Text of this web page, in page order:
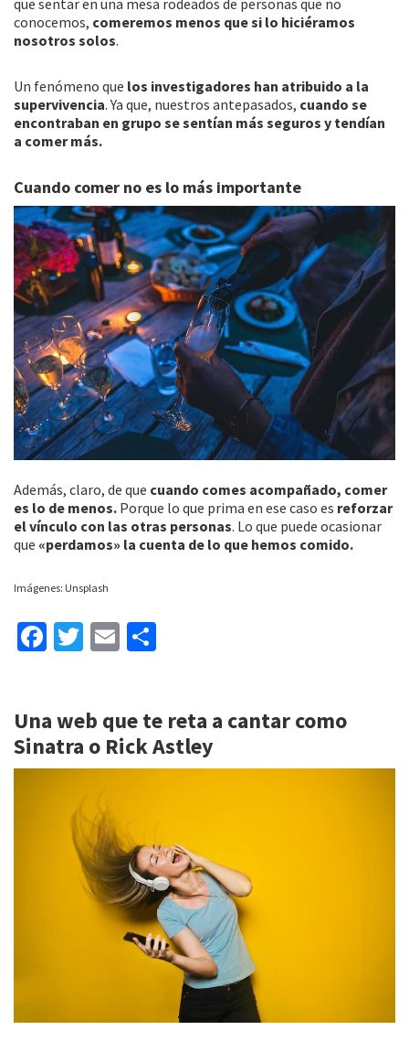
conocemos, comeremos menos que si lo hiciéramos
nosotros solos.
Un fenómeno que los investigadores han atribuido a la
supervivencia. Ya que, nuestros antepasados, cuando se
encontraban en grupo se sentían más seguros y tendían
a comer más.
Cuando comer no es lo más importante
Además, claro, de que cuando comes acompañado, comer
es lo de menos. Porque lo que prima en ese caso es reforzar
el vínculo con las otras personas. Lo que puede ocasionar
que «perdamos» la cuenta de lo que hemos comido.
Imágenes: Unsplash
Fa
o
o
T
er
E
l
p
ar
Una web que te reta a cantar como
Sinatra o Rick Astley